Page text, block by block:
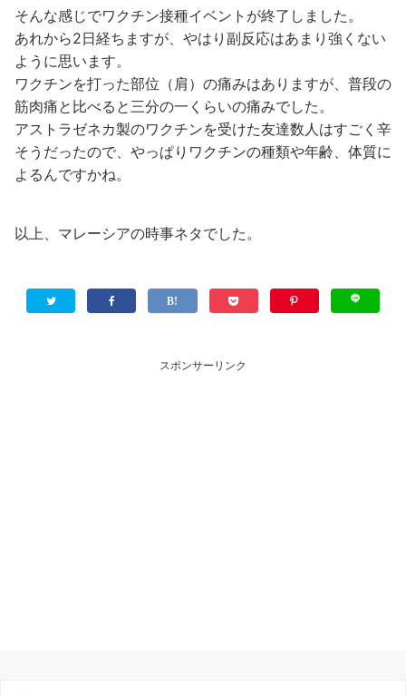
そんな感じでワクチン接種イベントが終了しました。
あれから2日経ちますが、やはり副反応はあまり強くない
ように思います。
ワクチンを打った部位（肩）の痛みはありますが、普段の
筋肉痛と比べると三分の一くらいの痛みでした。
アストラゼネカ製のワクチンを受けた友達数人はすごく辛
そうだったので、やっぱりワクチンの種類や年齢、体質に
よるんですかね。
以上、マレーシアの時事ネタでした。
スポンサーリンク